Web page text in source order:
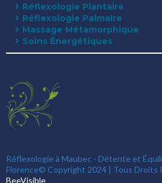
Réflexologie Plantaire
Réflexologie Palmaire
Massage Métamorphique
Soins Énergétiques
Réflexologie à Maubec - Détente et
Florence© Copyright 2024 | Tous Droits
BeeVisible